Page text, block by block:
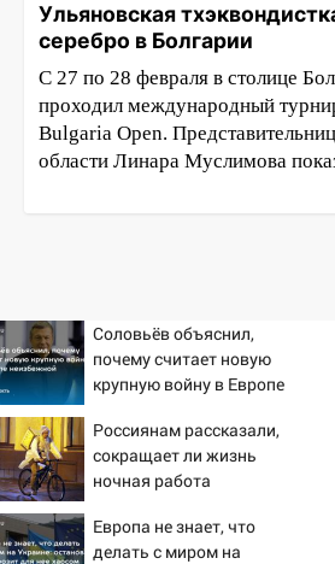
Ульяновская
серебро в Болгарии
С 27 по 28 февраля в столице
проходил международный
Bulgaria Open.
области Линара Муслимова
Соловьёв объяснил,
почему считает новую
крупную войну в Европе
Россиянам рассказали,
сокращает ли жизнь
ночная работа
Европа не знает, что
делать с миром на